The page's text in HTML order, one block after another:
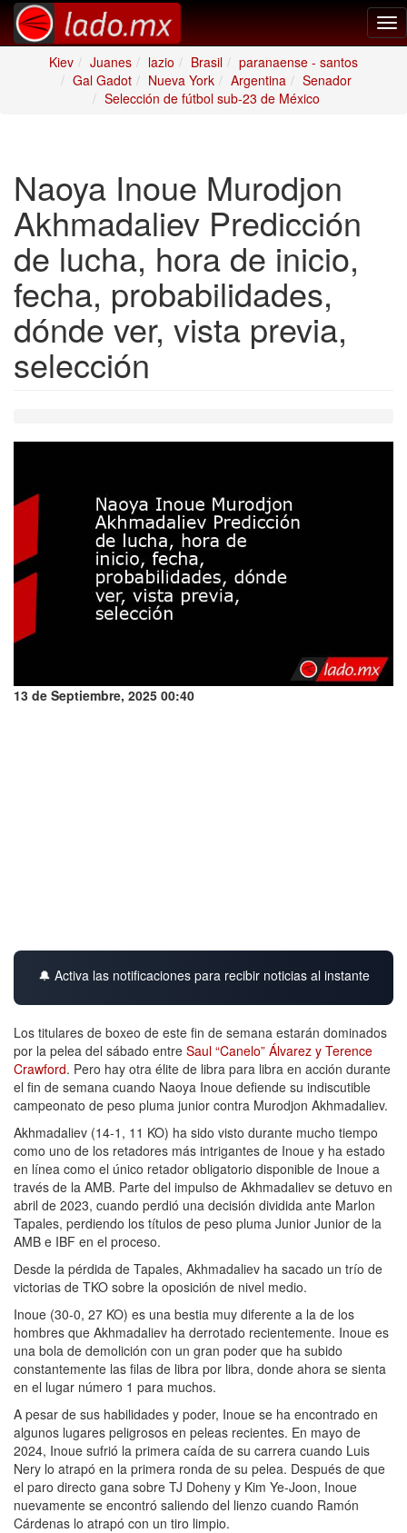
Kiev
Juanes lazio Brasil
paranaense - santos
Gal Gadot
Nueva York Argentina
Senador
Selección de fútbol sub-23 de México
Naoya Inoue Murodjon
Akhmadaliev Predicción
de lucha, hora de inicio,
fecha, probabilidades,
dónde ver, vista previa,
selección
13 de Septiembre, 2025 00:40
🔔 Activa las notificaciones para recibir noticias al instante
Los titulares de boxeo de este fin de semana estarán dominados
por la pelea del sábado entre Saul “Canelo” Álvarez y Terence
Crawford. Pero hay otra élite de libra para libra en acción durante
el fin de semana cuando Naoya Inoue defiende su indiscutible
campeonato de peso pluma junior contra Murodjon Akhmadaliev.
Akhmadaliev (14-1, 11 KO) ha sido visto durante mucho tiempo
como uno de los retadores más intrigantes de Inoue y ha estado
en línea como el único retador obligatorio disponible de Inoue a
través de la AMB. Parte del impulso de Akhmadaliev se detuvo en
abril de 2023, cuando perdió una decisión dividida ante Marlon
Tapales, perdiendo los títulos de peso pluma Junior Junior de la
AMB e IBF en el proceso.
Desde la pérdida de Tapales, Akhmadaliev ha sacado un trío de
victorias de TKO sobre la oposición de nivel medio.
Inoue (30-0, 27 KO) es una bestia muy diferente a la de los
hombres que Akhmadaliev ha derrotado recientemente. Inoue es
una bola de demolición con un gran poder que ha subido
constantemente las filas de libra por libra, donde ahora se sienta
en el lugar número 1 para muchos.
A pesar de sus habilidades y poder, Inoue se ha encontrado en
algunos lugares peligrosos en peleas recientes. En mayo de
2024, Inoue sufrió la primera caída de su carrera cuando Luis
Nery lo atrapó en la primera ronda de su pelea. Después de que
el paro directo gana sobre TJ Doheny y Kim Ye-Joon, Inoue
nuevamente se encontró saliendo del lienzo cuando Ramón
Cárdenas lo atrapó con un tiro limpio.